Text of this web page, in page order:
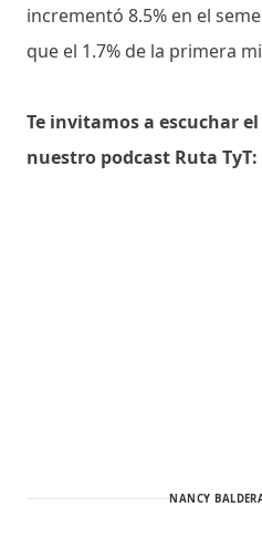
incrementó 8.5% en el
que el 1.7% de la primera
Te invitamos a escuchar
nuestro podcast Ruta TyT:
NANCY